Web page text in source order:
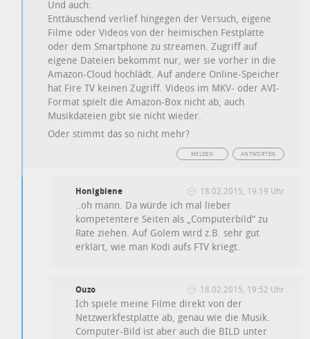
Und auch:
Enttäuschend verlief hingegen der Versuch, eigene
Filme oder Videos von der heimischen Festplatte
oder dem Smartphone zu streamen. Zugriff auf
eigene Dateien bekommt nur, wer sie vorher in die
Amazon-Cloud hochlädt. Auf andere Online-Speicher
hat Fire TV keinen Zugriff. Videos im MKV- oder AVI-
Format spielt die Amazon-Box nicht ab, auch
Musikdateien gibt sie nicht wieder.
Oder stimmt das so nicht mehr?
ANTWORTEN
MELDEN
Honigbiene 18.02.2015, 19:19 Uhr
..oh mann. Da würde ich mal lieber
kompetentere Seiten als „Computerbild“ zu
Rate ziehen. Auf Golem wird z.B. sehr gut
erklärt, wie man Kodi aufs FTV kriegt.
Ouzo 18.02.2015, 19:52 Uhr
Ich spiele meine Filme direkt von der
Netzwerkfestplatte ab, genau wie die Musik.
Computer-Bild ist aber auch die BILD unter